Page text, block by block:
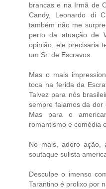
brancas e na Irmã de
Candy, Leonardo di
também não me
perto da atuação de
opinião, ele precisaria
um Sr. de Escravos.
Mas o mais
toca na ferida da
Talvez para nós
sempre falamos da dor
Mas para o
romantismo e comédia
No mais, adoro ação,
soutaque sulista
Desculpe o imenso
Tarantino é prolixo por